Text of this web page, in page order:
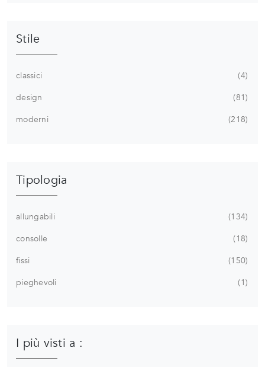
Stile
classici
4
design
81
moderni
218
Tipologia
allungabili
134
consolle
18
fissi
150
pieghevoli
1
I più visti a :